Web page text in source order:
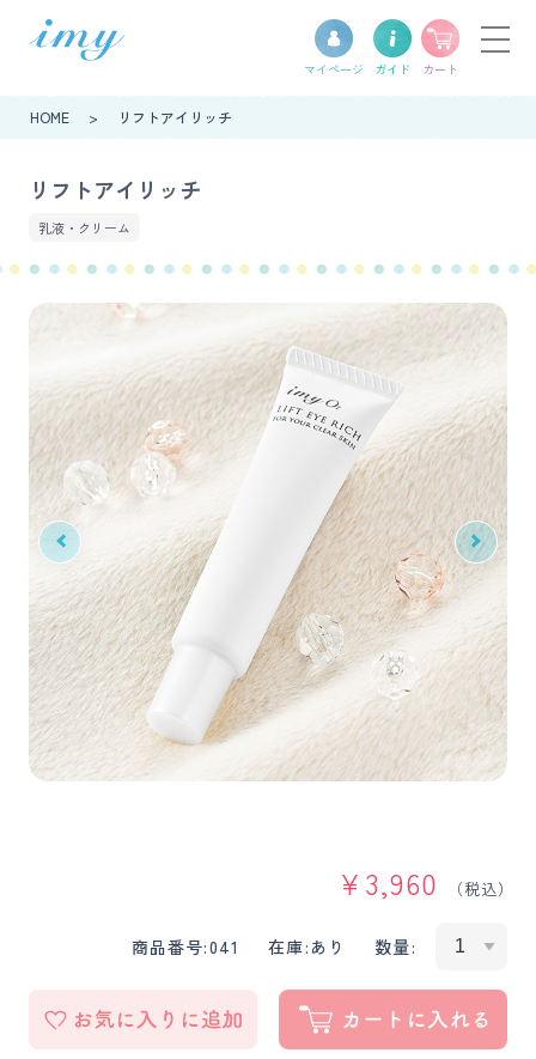
HOME > リフトアイリッチ
リフトアイリッチ
乳液・クリーム
¥ 3,960 （税込）
商品番号:041 在庫: あり 数量:
マイ ページ ガイド カート